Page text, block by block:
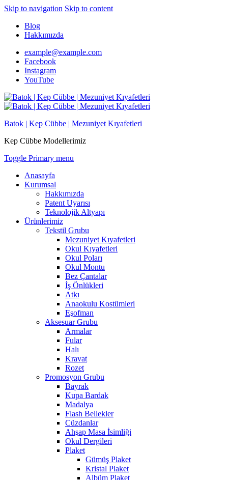
Skip to navigation Skip to content
Blog
Hakkımızda
example@example.com
Facebook
Instagram
YouTube
Batok | Kep Cübbe | Mezuniyet Kıyafetleri
Kep Cübbe Modellerimiz
Toggle Primary menu
Anasayfa
Kurumsal
Hakkımızda
Patent Uyarısı
Teknolojik Altyapı
Ürünlerimiz
Tekstil Grubu
Mezuniyet Kıyafetleri
Okul Kıyafetleri
Okul Poları
Okul Montu
Bez Çantalar
İş Önlükleri
Atkı
Anaokulu Kostümleri
Eşofman
Aksesuar Grubu
Armalar
Fular
Halı
Kravat
Rozet
Promosyon Grubu
Bayrak
Kupa Bardak
Madalya
Flash Bellekler
Cüzdanlar
Ahşap Masa İsimliği
Okul Dergileri
Plaket
Gümüş Plaket
Kristal Plaket
Albüm Plaket